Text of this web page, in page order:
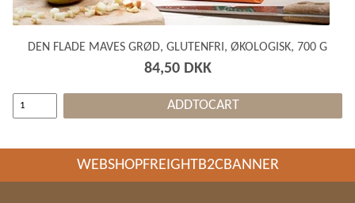
DEN FLADE MAVES GRØD, GLUTENFRI, ØKOLOGISK, 700 G
84,50 DKK
ADDTOCART
WEBSHOPFREIGHTB2CBANNER